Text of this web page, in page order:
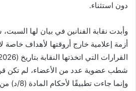
دون استثناء.
وأبدت نقابة الفنانين في بيان لها
أزمة إعلامية خارج أروقتها لأهداف خاصة
شطب عضوية عدد من الأعضاء، لم تكن
وإنما جاءت